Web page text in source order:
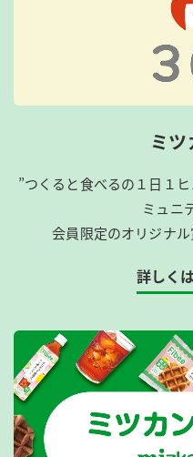
ミ
”つくると食べるの１日１
ミュニ
会員限定のオリジナ
詳しく